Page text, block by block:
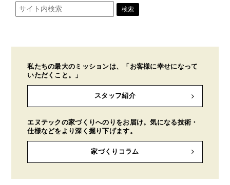
私たちの最大のミッションは、「お客様に幸せになって
いただくこと。」
スタッフ紹介
エヌテックの家づくりへのりをお届け。気になる技術・
仕様などをより深く掘り下げます。
家づくりコラム